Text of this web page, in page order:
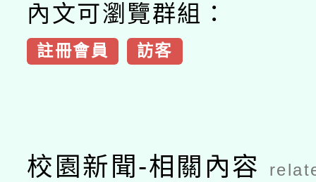
內文可瀏覽群組：
註冊會員 訪客
校園新聞-相關內容